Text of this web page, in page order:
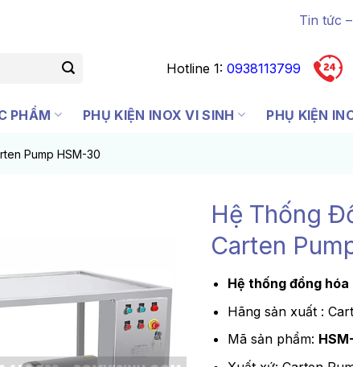
Tin tức
Hotline 1:0938113799
PHẨM PHỤ KIỆN INOX VI SINH PHỤ KIỆN
Pump HSM-30
Hệ Thống
Carten
Hệ thống đồng
Hãng sản xuất :
Mã sản phẩm: